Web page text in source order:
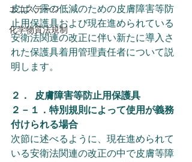
エコステージ
化学物質法規制
皮ばく露の低減のための皮膚障害等防
止用保護具および現在進められている
安衛法関連の改正に伴い新たに導入さ
れた保護具着用管理責任者について説
明します。
２．	皮膚障害等防止用保護具
２－１．特別規則によって使用が義務
付けられる場合
次節に述べるように、現在進められて
いる安衛法関連の改正の中で皮膚等障